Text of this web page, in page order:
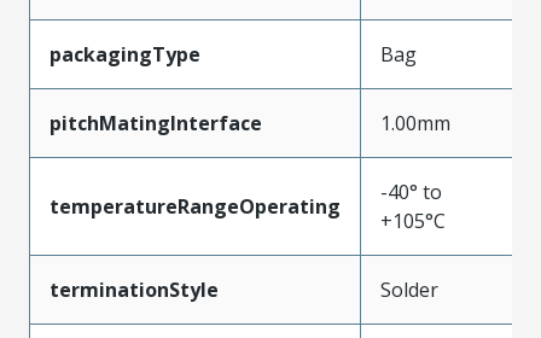
packagingType Bag
pitchMatingInterface 1.00mm
temperatureRangeOperating
-40° to
+105°C
terminationStyle Solder